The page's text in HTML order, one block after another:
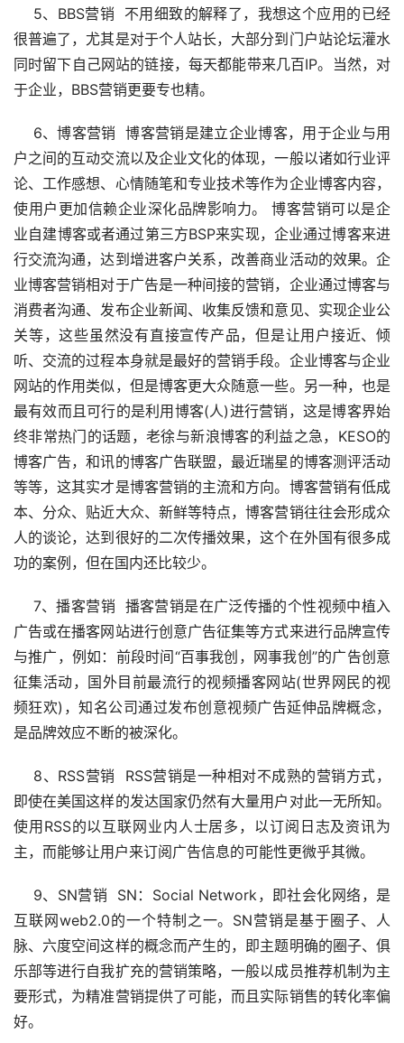
5、BBS营销  不用细致的解释了，我想这个应用的已经
很普遍了，尤其是对于个人站长，大部分到门户站论坛灌水
同时留下自己网站的链接，每天都能带来几百IP。当然，对
于企业，BBS营销更要专也精。
6、博客营销  博客营销是建立企业博客，用于企业与用
户之间的互动交流以及企业文化的体现，一般以诸如行业评
论、工作感想、心情随笔和专业技术等作为企业博客内容，
使用户更加信赖企业深化品牌影响力。 博客营销可以是企
业自建博客或者通过第三方BSP来实现，企业通过博客来进
行交流沟通，达到增进客户关系，改善商业活动的效果。企
业博客营销相对于广告是一种间接的营销，企业通过博客与
消费者沟通、发布企业新闻、收集反馈和意见、实现企业公
关等，这些虽然没有直接宣传产品，但是让用户接近、倾
听、交流的过程本身就是最好的营销手段。企业博客与企业
网站的作用类似，但是博客更大众随意一些。另一种，也是
最有效而且可行的是利用博客(人)进行营销，这是博客界始
终非常热门的话题，老徐与新浪博客的利益之急，KESO的
博客广告，和讯的博客广告联盟，最近瑞星的博客测评活动
等等，这其实才是博客营销的主流和方向。博客营销有低成
本、分众、贴近大众、新鲜等特点，博客营销往往会形成众
人的谈论，达到很好的二次传播效果，这个在外国有很多成
功的案例，但在国内还比较少。
7、播客营销  播客营销是在广泛传播的个性视频中植入
广告或在播客网站进行创意广告征集等方式来进行品牌宣传
与推广，例如：前段时间“百事我创，网事我创”的广告创意
征集活动，国外目前最流行的视频播客网站(世界网民的视
频狂欢)，知名公司通过发布创意视频广告延伸品牌概念，
是品牌效应不断的被深化。
8、RSS营销  RSS营销是一种相对不成熟的营销方式，
即使在美国这样的发达国家仍然有大量用户对此一无所知。
使用RSS的以互联网业内人士居多，以订阅日志及资讯为
主，而能够让用户来订阅广告信息的可能性更微乎其微。
9、SN营销  SN：Social Network，即社会化网络，是
互联网web2.0的一个特制之一。SN营销是基于圈子、人
脉、六度空间这样的概念而产生的，即主题明确的圈子、俱
乐部等进行自我扩充的营销策略，一般以成员推荐机制为主
要形式，为精准营销提供了可能，而且实际销售的转化率偏
好。